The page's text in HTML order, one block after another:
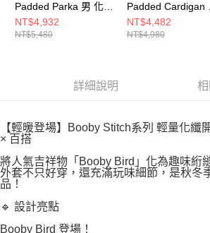
Padded Parka 男 化纖
外套 橄欖綠
CH041468M032
NT$4,932
NT$5,480
Padded Cardigan
化纖外套 米灰色
CH041469G057
NT$4,482
NT$4,980
詳細說明
【輕暖登場】Booby Stitch系列 輕量化纖
× 百搭
將人氣吉祥物「Booby Bird」化為趣味絎
外套不只好穿，還充滿玩味細節，是秋冬
品！
🔹 設計亮點
Booby Bird 登場！